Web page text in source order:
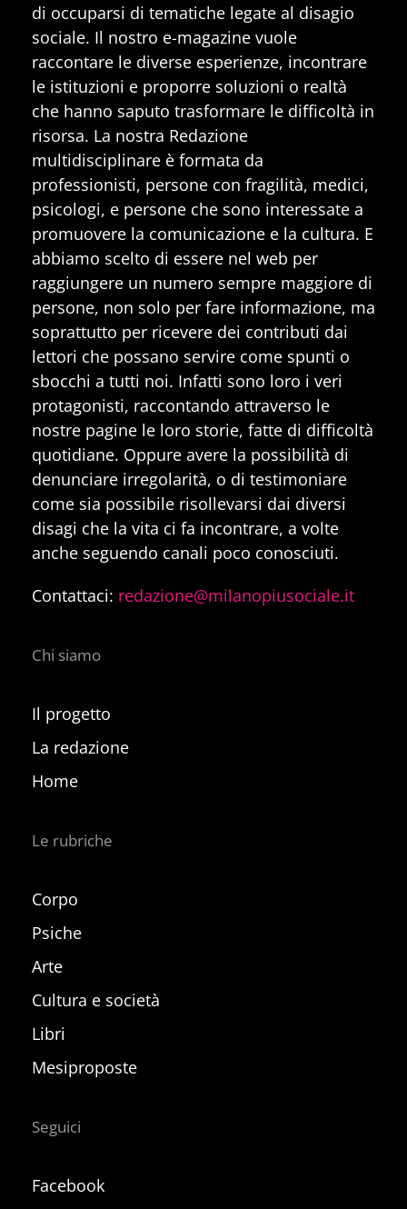
di occuparsi di tematiche legate al disagio
sociale. Il nostro e-magazine vuole
raccontare le diverse esperienze, incontrare
le istituzioni e proporre soluzioni o realtà
che hanno saputo trasformare le difficoltà in
risorsa. La nostra Redazione
multidisciplinare è formata da
professionisti, persone con fragilità, medici,
psicologi, e persone che sono interessate a
promuovere la comunicazione e la cultura. E
abbiamo scelto di essere nel web per
raggiungere un numero sempre maggiore di
persone, non solo per fare informazione, ma
soprattutto per ricevere dei contributi dai
lettori che possano servire come spunti o
sbocchi a tutti noi. Infatti sono loro i veri
protagonisti, raccontando attraverso le
nostre pagine le loro storie, fatte di difficoltà
quotidiane. Oppure avere la possibilità di
denunciare irregolarità, o di testimoniare
come sia possibile risollevarsi dai diversi
disagi che la vita ci fa incontrare, a volte
anche seguendo canali poco conosciuti.
Contattaci: redazione@milanopiusociale.it
Chi siamo
Il progetto
La redazione
Home
Le rubriche
Corpo
Psiche
Arte
Cultura e società
Libri
Mesiproposte
Seguici
Facebook